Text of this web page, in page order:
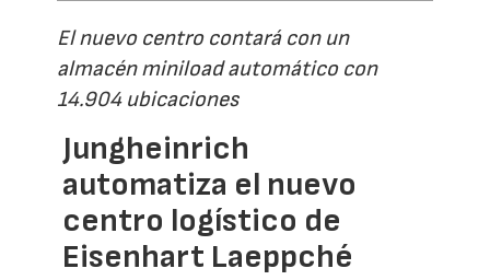
El nuevo centro contará con un
almacén miniload automático con
14.904 ubicaciones
Jungheinrich
automatiza el nuevo
centro logístico de
Eisenhart Laeppché